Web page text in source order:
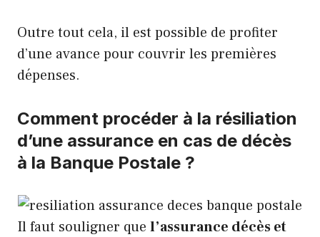
Outre tout cela, il est possible de profiter
d’une avance pour couvrir les premières
dépenses.
Comment procéder à la résiliation
d’une assurance en cas de décès
à la Banque Postale ?
Il faut souligner que l’assurance décès et